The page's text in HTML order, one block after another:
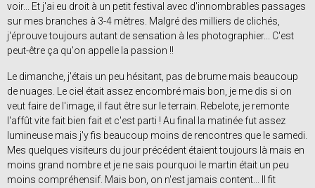
voir... Et j'ai eu droit à un petit festival avec d'innombrables passages
sur mes branches à 3-4 mètres. Malgré des milliers de clichés,
j'éprouve toujours autant de sensation à les photographier... C'est
peut-être ça qu'on appelle la passion !!
Le dimanche, j'étais un peu hésitant, pas de brume mais beaucoup
de nuages. Le ciel était assez encombré mais bon, je me dis si on
veut faire de l'image, il faut être sur le terrain. Rebelote, je remonte
l'affût vite fait bien fait et c'est parti ! Au final la matinée fut assez
lumineuse mais j'y fis beaucoup moins de rencontres que le samedi.
Mes quelques visiteurs du jour précédent étaient toujours là mais en
moins grand nombre et je ne sais pourquoi le martin était un peu
moins compréhensif. Mais bon, on n'est jamais content... Il fit